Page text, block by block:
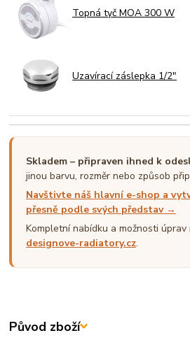
Topná tyč MOA 300 W
Uzavírací záslepka 1/2"
Skladem – připraven ihned k
jinou barvu, rozměr nebo způsob
Navštivte náš hlavní e-shop a
přesně podle svých představ →
Kompletní nabídku a možnosti
designove-radiatory.cz.
Původ zboží